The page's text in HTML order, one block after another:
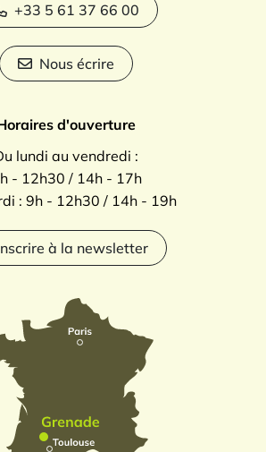
+33 5 61 37 66 00
Nous écrire
d'ouverture
lundi au vendredi :
- 12h30 / 14h - 17h
: 9h - 12h30 / 14h - 19h
à la newsletter